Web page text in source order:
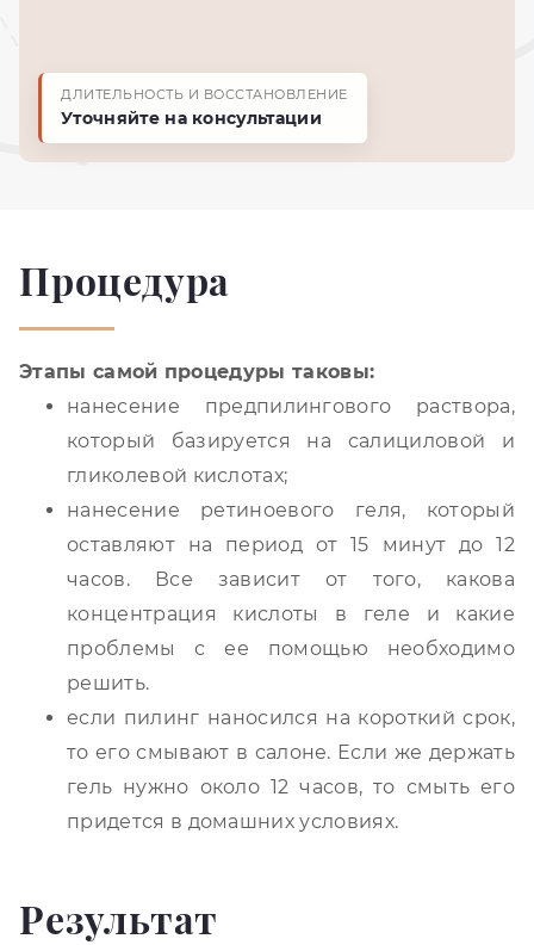
ДЛИТЕЛЬНОСТЬ И ВОССТАНОВЛЕНИЕ
Уточняйте на консультации
Процедура
Этапы самой процедуры таковы:
нанесение предпилингового раствора,
который базируется на салициловой и
гликолевой кислотах;
нанесение ретиноевого геля, который
оставляют на период от 15 минут до 12
часов. Все зависит от того, какова
концентрация кислоты в геле и какие
проблемы с ее помощью необходимо
решить.
если пилинг наносился на короткий срок,
то его смывают в салоне. Если же держать
гель нужно около 12 часов, то смыть его
придется в домашних условиях.
Результат